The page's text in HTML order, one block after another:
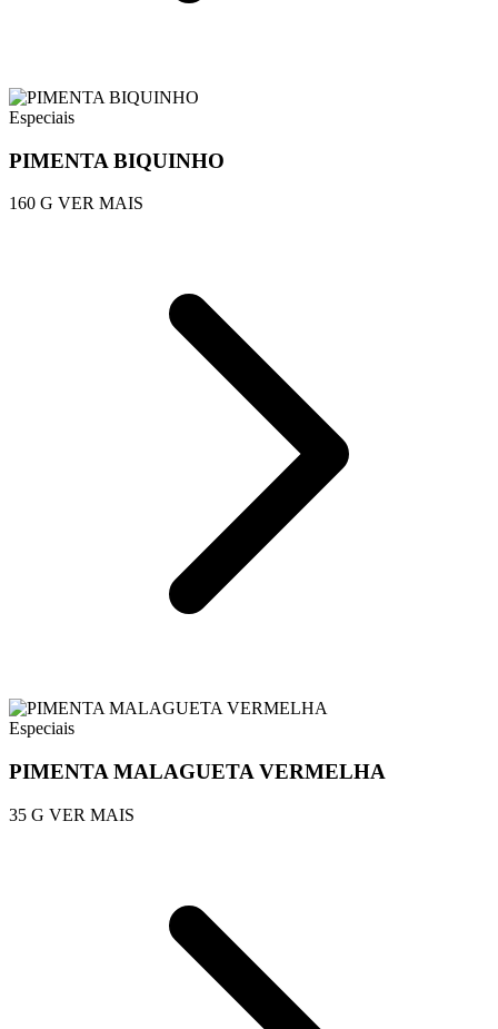
Especiais
PIMENTA BIQUINHO
160 G VER MAIS
Especiais
PIMENTA MALAGUETA VERMELHA
35 G VER MAIS